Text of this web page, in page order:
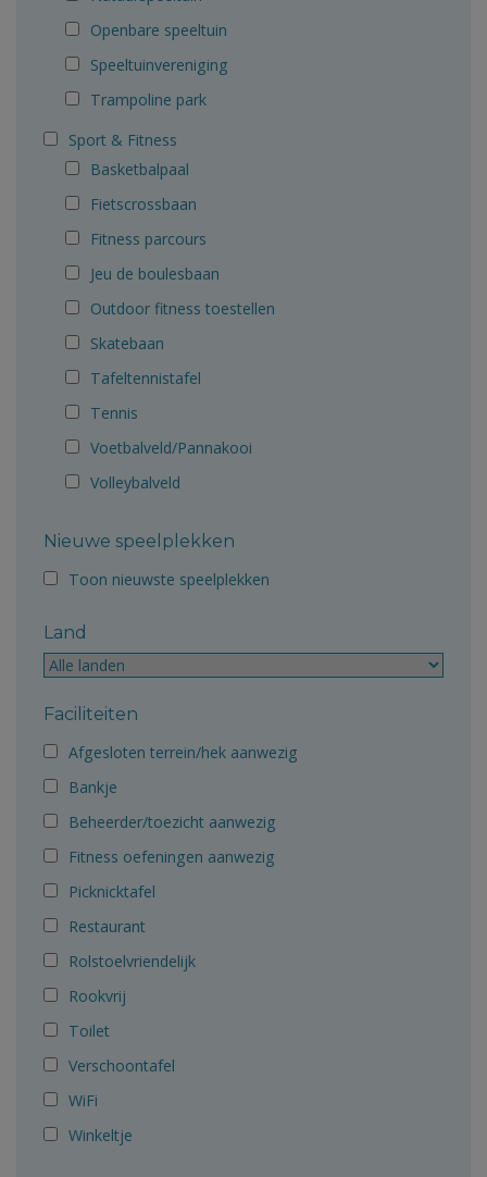
Openbare speeltuin
Speeltuinvereniging
Trampoline park
Sport & Fitness
Basketbalpaal
Fietscrossbaan
Fitness parcours
Jeu de boulesbaan
Outdoor fitness toestellen
Skatebaan
Tafeltennistafel
Tennis
Voetbalveld/Pannakooi
Volleybalveld
Nieuwe speelplekken
Toon nieuwste speelplekken
Land
Faciliteiten
Afgesloten terrein/hek aanwezig
Bankje
Beheerder/toezicht aanwezig
Fitness oefeningen aanwezig
Picknicktafel
Restaurant
Rolstoelvriendelijk
Rookvrij
Toilet
Verschoontafel
WiFi
Winkeltje